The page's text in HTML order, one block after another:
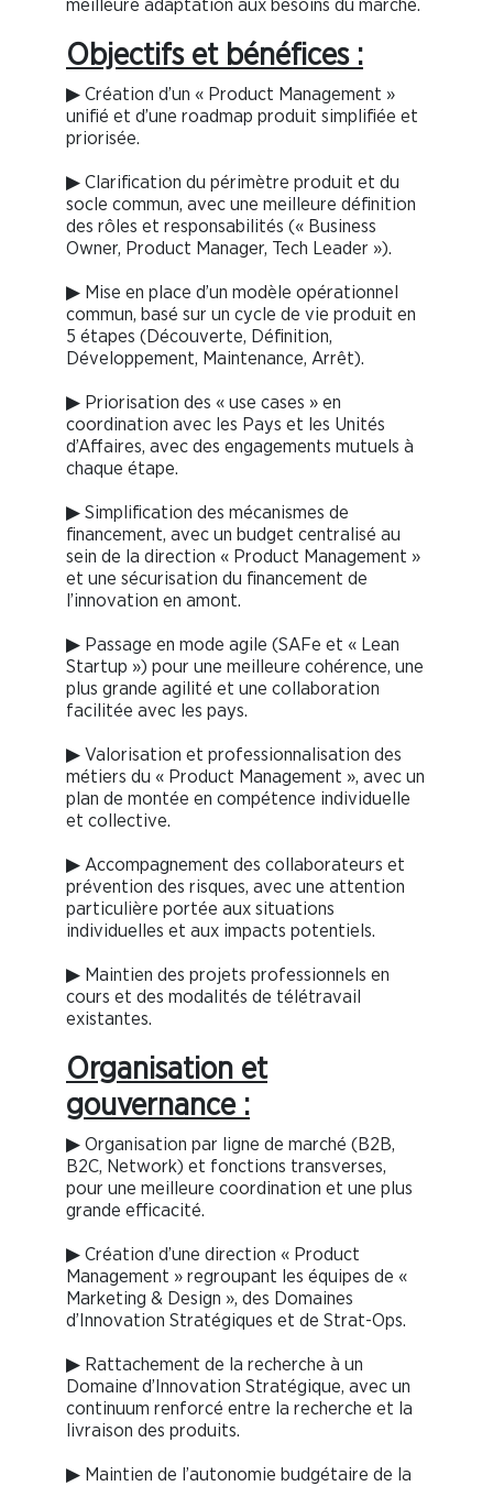
meilleure adaptation aux besoins du marché.
Objectifs et bénéfices :
▶ Création d’un « Product Management »
unifié et d’une roadmap produit simplifiée et
priorisée.
▶ Clarification du périmètre produit et du
socle commun, avec une meilleure définition
des rôles et responsabilités (« Business
Owner, Product Manager, Tech Leader »).
▶ Mise en place d’un modèle opérationnel
commun, basé sur un cycle de vie produit en
5 étapes (Découverte, Définition,
Développement, Maintenance, Arrêt).
▶ Priorisation des « use cases » en
coordination avec les Pays et les Unités
d’Affaires, avec des engagements mutuels à
chaque étape.
▶ Simplification des mécanismes de
financement, avec un budget centralisé au
sein de la direction « Product Management »
et une sécurisation du financement de
l’innovation en amont.
▶ Passage en mode agile (SAFe et « Lean
Startup ») pour une meilleure cohérence, une
plus grande agilité et une collaboration
facilitée avec les pays.
▶ Valorisation et professionnalisation des
métiers du « Product Management », avec un
plan de montée en compétence individuelle
et collective.
▶ Accompagnement des collaborateurs et
prévention des risques, avec une attention
particulière portée aux situations
individuelles et aux impacts potentiels.
▶ Maintien des projets professionnels en
cours et des modalités de télétravail
existantes.
Organisation et
gouvernance :
▶ Organisation par ligne de marché (B2B,
B2C, Network) et fonctions transverses,
pour une meilleure coordination et une plus
grande efficacité.
▶ Création d’une direction « Product
Management » regroupant les équipes de «
Marketing & Design », des Domaines
d’Innovation Stratégiques et de Strat-Ops.
▶ Rattachement de la recherche à un
Domaine d’Innovation Stratégique, avec un
continuum renforcé entre la recherche et la
livraison des produits.
▶ Maintien de l’autonomie budgétaire de la